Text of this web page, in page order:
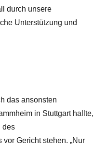
durch unsere
Unterstützung und
das ansonsten
in Stuttgart hallte,
des
Gericht stehen. „Nur